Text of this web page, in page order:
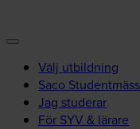
Välj utbildning
Saco
Jag studerar
För SYV & lärare